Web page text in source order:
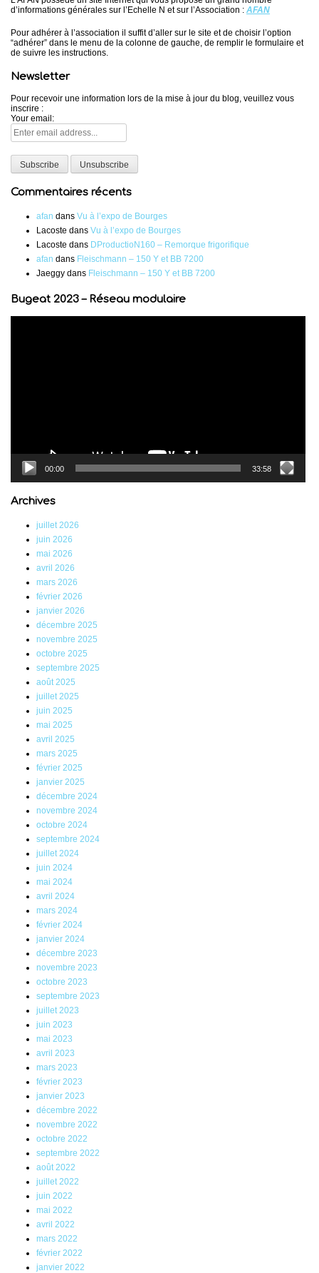
d’informations générales sur l’Echelle N et sur l’Association : AFAN
Pour adhérer à l’association il suffit d’aller sur le site et de choisir l’option
“adhérer” dans le menu de la colonne de gauche, de remplir le formulaire et
de suivre les instructions.
Newsletter
Pour recevoir une information lors de la mise à jour du blog, veuillez vous
inscrire :
Your email:
Commentaires récents
afan dans Vu à l’expo de Bourges
Lacoste dans Vu à l’expo de Bourges
Lacoste dans DProductioN160 – Remorque frigorifique
afan dans Fleischmann – 150 Y et BB 7200
Jaeggy dans Fleischmann – 150 Y et BB 7200
Bugeat 2023 – Réseau modulaire
00:00 33:58
Archives
juillet 2026
juin 2026
mai 2026
avril 2026
mars 2026
février 2026
janvier 2026
décembre 2025
novembre 2025
octobre 2025
septembre 2025
août 2025
juillet 2025
juin 2025
mai 2025
avril 2025
mars 2025
février 2025
janvier 2025
décembre 2024
novembre 2024
octobre 2024
septembre 2024
juillet 2024
juin 2024
mai 2024
avril 2024
mars 2024
février 2024
janvier 2024
décembre 2023
novembre 2023
octobre 2023
septembre 2023
juillet 2023
juin 2023
mai 2023
avril 2023
mars 2023
février 2023
janvier 2023
décembre 2022
novembre 2022
octobre 2022
septembre 2022
août 2022
juillet 2022
juin 2022
mai 2022
avril 2022
mars 2022
février 2022
janvier 2022